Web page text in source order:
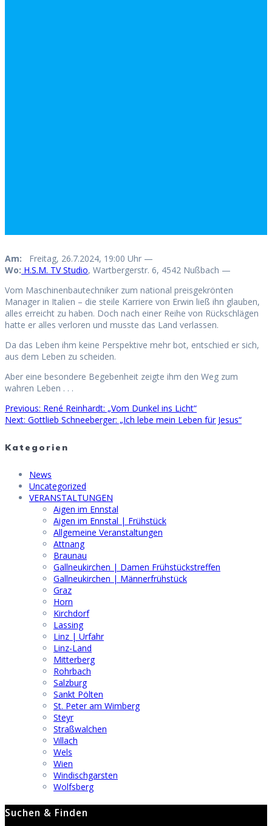
Am: Freitag, 26.7.2024, 19:00 Uhr —
Wo: H.S.M. TV Studio, Wartbergerstr. 6, 4542 Nußbach —
Vom Maschinenbautechniker zum national preisgekrönten
Manager in Italien – die steile Karriere von Erwin ließ ihn glauben,
alles erreicht zu haben. Doch nach einer Reihe von Rückschlägen
hatte er alles verloren und musste das Land verlassen.
Da das Leben ihm keine Perspektive mehr bot, entschied er sich,
aus dem Leben zu scheiden.
Aber eine besondere Begebenheit zeigte ihm den Weg zum
wahren Leben . . .
Beitragsnavigation
Previous: Previous
post:
René Reinhardt: „Vom Dunkel ins Licht“
Next: Next
Gottlieb Schneeberger: „Ich lebe mein Leben für Jesus“
Kategorien
News
Uncategorized
VERANSTALTUNGEN
Aigen im Ennstal
Aigen im Ennstal | Frühstück
Allgemeine Veranstaltungen
Attnang
Braunau
Gallneukirchen | Damen Frühstückstreffen
Gallneukirchen | Männerfrühstück
Graz
Horn
Kirchdorf
Lassing
Linz | Urfahr
Linz-Land
Mitterberg
Rohrbach
Salzburg
Sankt Pölten
St. Peter am Wimberg
Steyr
Straßwalchen
Villach
Wels
Wien
Windischgarsten
Wolfsberg
Suchen & Finden